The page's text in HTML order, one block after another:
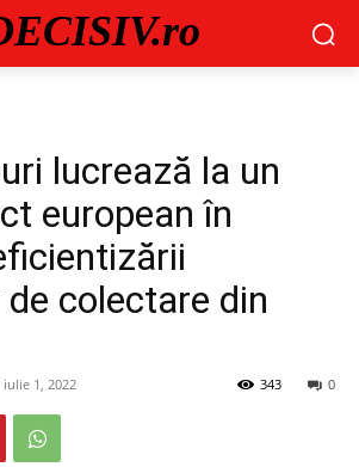
lucrează la un
european în
colectare din
iulie 1, 2022 0
343